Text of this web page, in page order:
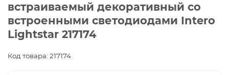
встраиваемый декоративный со
встроенными светодиодами Intero
Lightstar 217174
Код товара: 217174